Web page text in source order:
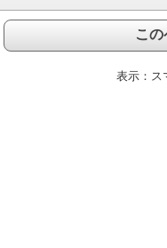
この
表示： ス